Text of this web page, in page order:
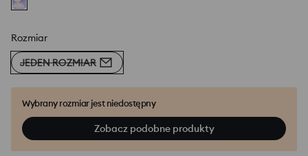
Rozmiar
JEDEN ROZMIAR
Wybrany rozmiar jest niedostępny
Zobacz podobne produkty